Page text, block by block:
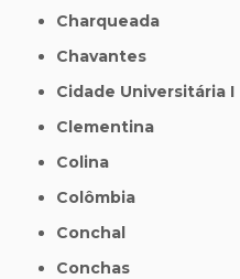
Charqueada
Chavantes
Cidade Universitária I
Clementina
Colina
Colômbia
Conchal
Conchas